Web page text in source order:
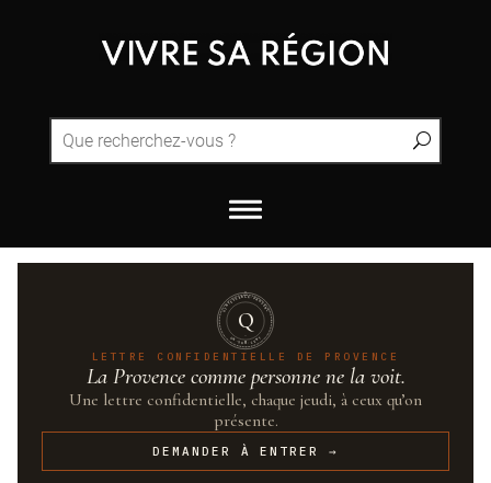
QUINTESSENCE·PROVENCE
UN·SUR·CENT
Q
LETTRE CONFIDENTIELLE DE PROVENCE
La Provence comme personne ne la voit.
Une lettre confidentielle, chaque jeudi, à ceux qu’on
présente.
DEMANDER À ENTRER →